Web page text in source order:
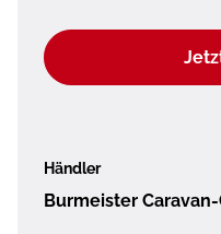
Händler
Burmeister